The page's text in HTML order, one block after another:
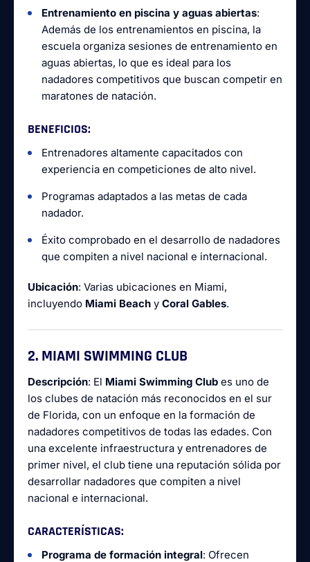
Entrenamiento en piscina y aguas abiertas:
Además de los entrenamientos en piscina, la
escuela organiza sesiones de entrenamiento en
aguas abiertas, lo que es ideal para los
nadadores competitivos que buscan competir en
maratones de natación.
BENEFICIOS:
Entrenadores altamente capacitados con
experiencia en competiciones de alto nivel.
Programas adaptados a las metas de cada
nadador.
Éxito comprobado en el desarrollo de nadadores
que compiten a nivel nacional e internacional.
Ubicación: Varias ubicaciones en Miami,
incluyendo Miami Beach y Coral Gables.
2. MIAMI SWIMMING CLUB
Descripción: El Miami Swimming Club es uno de
los clubes de natación más reconocidos en el sur
de Florida, con un enfoque en la formación de
nadadores competitivos de todas las edades. Con
una excelente infraestructura y entrenadores de
primer nivel, el club tiene una reputación sólida por
desarrollar nadadores que compiten a nivel
nacional e internacional.
CARACTERÍSTICAS:
Programa de formación integral: Ofrecen